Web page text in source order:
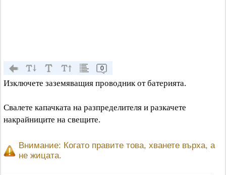
0
Изключете заземяващия проводник от батерията.
Свалете капачката на разпределителя и разкачете
накрайниците на свещите.
Внимание: Когато правите това, хванете върха, а
не жицата.